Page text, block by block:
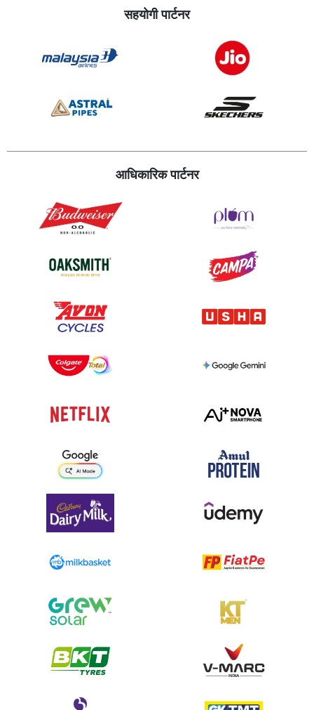
सहयोगी पार्टनर
आधिकारिक पार्टनर